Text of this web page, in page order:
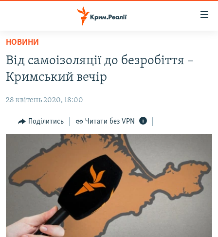
Перейти
основного
матеріалу
Перейти
до
навігації
Перейти
пошуку
ВОДА.КРИМ
ВІДЕО ТА ФОТО
ПОЛІТИКА
БЛОГИ
ІНТЕРВ'Ю
ВСЕ ЗА ДЕНЬ
СПЕЦПРОЕКТИ
ДЕПОРТАЦІЯ
ВІДЕОУРОКИ «ELIFBE»
ЯК ОБІЙТИ БЛОКУВАННЯ
НОВИНИ
Від самоізоляції до безробіття –
Кримський вечір
28 квітень 2020, 18:00
Поділитись Читати без VPN